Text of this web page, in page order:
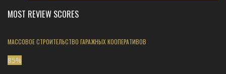
MOST REVIEW SCORES
МАССОВОЕ СТРОИТЕЛЬСТВО ГАРАЖНЫХ КООПЕРАТИВОВ
85%